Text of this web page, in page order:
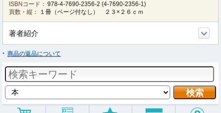
ISBNコード： 978-4-7690-2356-2 (4-7690-2356-1)
頁数・縦：
１冊（ページ付なし） ２３×２６ｃｍ
著者紹介
商品の返品について